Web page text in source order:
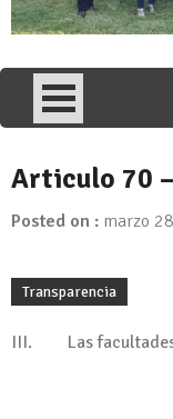
Articulo 70
Posted on : marzo
Transparencia
III. Las facultades